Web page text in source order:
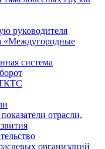
руководителя
«Междугородные
система
отрасли,
организаций